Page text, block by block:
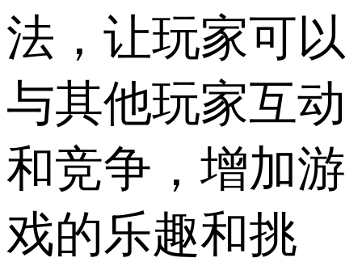
法，让玩家可以
与其他玩家互动
和竞争，增加游
戏的乐趣和挑